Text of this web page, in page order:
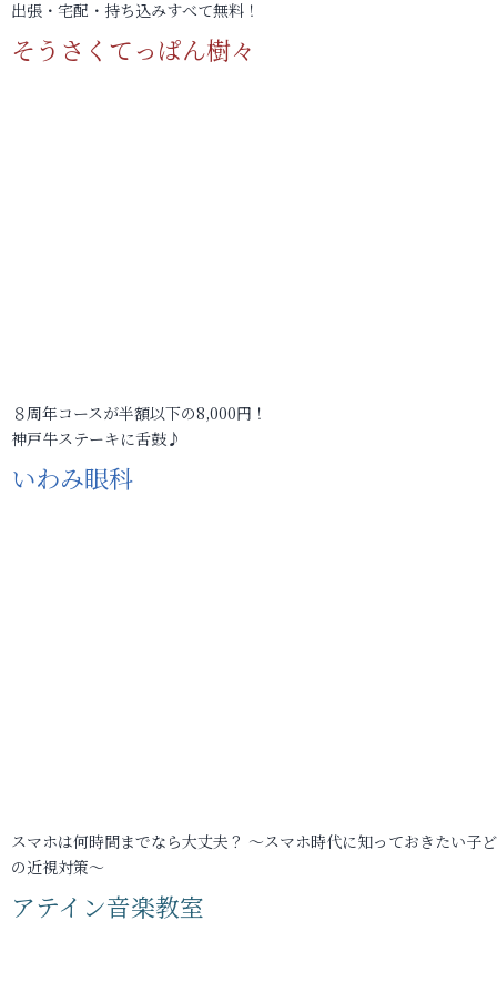
出張・宅配・持ち込みすべて無料！
そうさくてっぱん樹々
８周年コースが半額以下の8,000円！
神戸牛ステーキに舌鼓♪
いわみ眼科
スマホは何時間までなら大丈夫？ ～スマホ時代に知っておきたい子
の近視対策～
アテイン音楽教室